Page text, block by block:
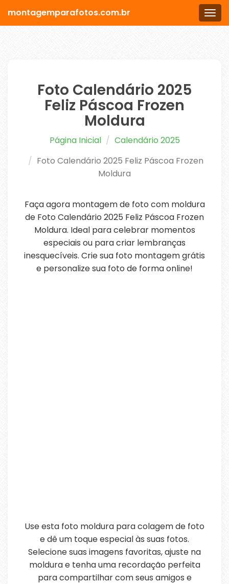
Menu
montagemparafotos.com.br
Foto Calendário 2025
Feliz Páscoa Frozen
Moldura
Página Inicial
Calendário 2025
Foto Calendário 2025 Feliz Páscoa Frozen
Moldura
Faça agora montagem de foto com moldura
de Foto Calendário 2025 Feliz Páscoa Frozen
Moldura. Ideal para celebrar momentos
especiais ou para criar lembranças
inesquecíveis. Crie sua foto montagem grátis
e personalize sua foto de forma online!
Use esta foto moldura para colagem de foto
e dê um toque especial às suas fotos.
Selecione suas imagens favoritas, ajuste na
moldura e tenha uma recordação perfeita
para compartilhar com seus amigos e